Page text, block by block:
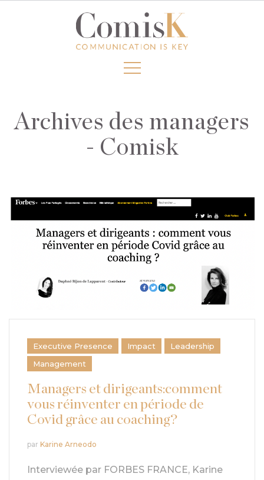
Archives des managers
- Comisk
Executive Presence Impact
Leadership
Management
Managers et dirigeants:comment
vous réinventer en période de
Covid grâce au coaching?
par Karine Arneodo
Interviewée par FORBES FRANCE, Karine